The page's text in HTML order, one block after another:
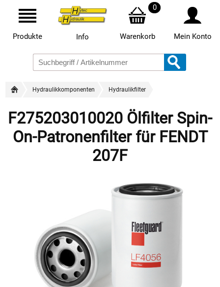
Produkte Info
0
Warenkorb Mein Konto
Hydraulikkomponenten Hydraulikfilter
F275203010020 Ölfilter Spin-
On-Patronenfilter für FENDT
207F